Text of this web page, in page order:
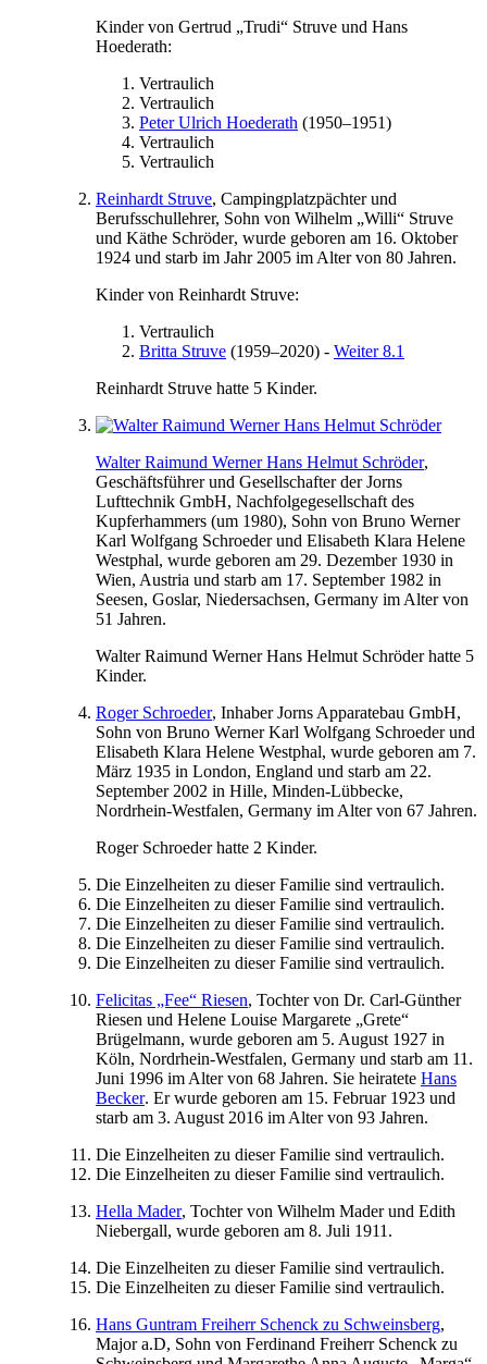
Kinder von Gertrud „Trudi“ Struve und Hans
Hoederath:
Vertraulich
Vertraulich
Peter Ulrich Hoederath (1950–1951)
Vertraulich
Vertraulich
Reinhardt Struve, Campingplatzpächter und
Berufsschullehrer, Sohn von Wilhelm „Willi“ Struve
und Käthe Schröder, wurde geboren am 16. Oktober
1924 und starb im Jahr 2005 im Alter von 80 Jahren.
Kinder von Reinhardt Struve:
Vertraulich
Britta Struve (1959–2020) - Weiter 8.1
Reinhardt Struve hatte 5 Kinder.
Walter Raimund Werner Hans Helmut Schröder,
Geschäftsführer und Gesellschafter der Jorns
Lufttechnik GmbH, Nachfolgegesellschaft des
Kupferhammers (um 1980), Sohn von Bruno Werner
Karl Wolfgang Schroederund Elisabeth Klara Helene
Westphal, wurde geboren am 29. Dezember 1930 in
Wien, Austria und starb am 17. September 1982 in
Seesen, Goslar, Niedersachsen, Germany im Alter von
51 Jahren.
Walter Raimund Werner Hans Helmut Schröderhatte 5
Kinder.
Roger Schroeder, Inhaber Jorns Apparatebau GmbH,
Sohn von Bruno Werner Karl Wolfgang Schroederund
Elisabeth Klara Helene Westphal, wurde geboren am 7.
März 1935 in London, England und starb am 22.
September 2002 in Hille, Minden-Lübbecke,
Nordrhein-Westfalen, Germany im Alter von 67 Jahren.
Roger Schroederhatte 2 Kinder.
Die Einzelheiten zu dieser Familie sind vertraulich.
Die Einzelheiten zu dieser Familie sind vertraulich.
Die Einzelheiten zu dieser Familie sind vertraulich.
Die Einzelheiten zu dieser Familie sind vertraulich.
Die Einzelheiten zu dieser Familie sind vertraulich.
Felicitas „Fee“ Riesen, Tochter von Dr. Carl-Günther
Riesen und Helene Louise Margarete „Grete“
Brügelmann, wurde geboren am 5. August 1927 in
Köln, Nordrhein-Westfalen, Germany und starb am 11.
Juni 1996 im Alter von 68 Jahren. Sie heiratete Hans
Becker. Er wurde geboren am 15. Februar 1923 und
starb am 3. August 2016 im Alter von 93 Jahren.
Die Einzelheiten zu dieser Familie sind vertraulich.
Die Einzelheiten zu dieser Familie sind vertraulich.
Hella Mader, Tochter von Wilhelm Maderund Edith
Niebergall, wurde geboren am 8. Juli 1911 .
Die Einzelheiten zu dieser Familie sind vertraulich.
Die Einzelheiten zu dieser Familie sind vertraulich.
Hans Guntram Freiherr Schenck zu Schweinsberg,
Major a.D, Sohn von Ferdinand Freiherr Schenck zu